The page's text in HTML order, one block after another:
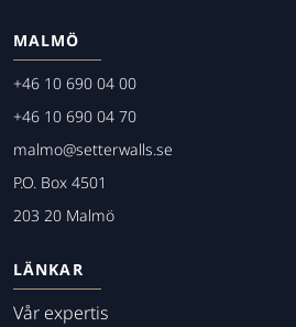
MALMÖ
+46 10 690 04 00
+46 10 690 04 70
malmo@setterwalls.se
P.O. Box 4501
203 20 Malmö
LÄNKAR
Vår expertis